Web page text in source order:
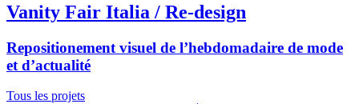
Vanity Fair Italia / Re-design
Repositionement visuel de l’hebdomadaire de mode
et d’actualité
Tous les projets